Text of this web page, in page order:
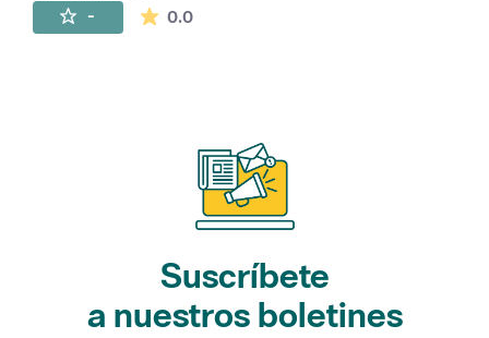
- 0.0La valoración media es de 0 estrellas de
Suscríbete
a nuestros boletines